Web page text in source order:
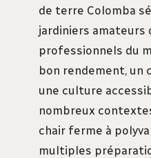
de terre Colomba
jardiniers amateurs
professionnels du
bon rendement, un
une culture
nombreux
chair ferme à
multiples